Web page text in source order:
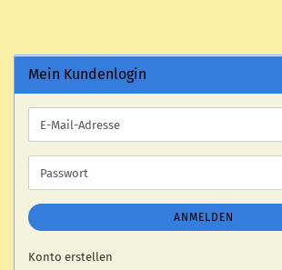
Mein Kundenlogin
E-
Mail-
Adresse
Passwort
ANMELDEN
Konto erstellen